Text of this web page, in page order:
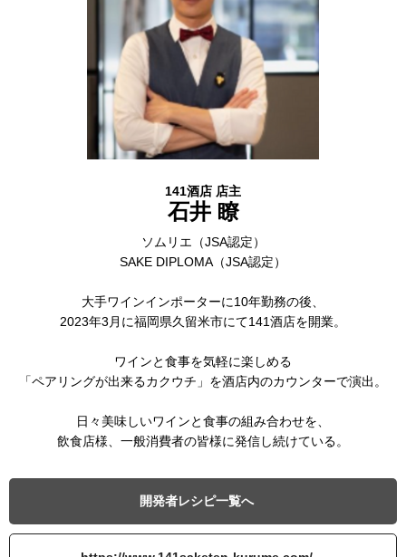
141酒店 店主
石井 瞭
ソムリエ（JSA認定）
SAKE DIPLOMA（JSA認定）
大手ワインインポーターに10年勤務の後、
2023年3月に福岡県久留米市にて141酒店を開業。
ワインと食事を気軽に楽しめる
「ペアリングが出来るカクウチ」を酒店内のカウンターで演出。
日々美味しいワインと食事の組み合わせを、
飲食店様、一般消費者の皆様に発信し続けている。
開発者レシピ一覧へ